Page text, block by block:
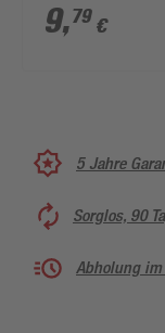
cm
9,79 €
5 Jahre
Sorglos, 90
Abholung